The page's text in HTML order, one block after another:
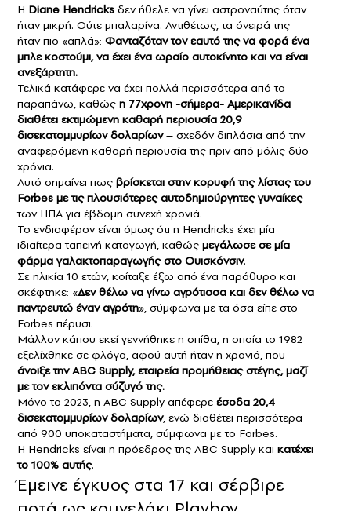
Η Diane Hendricks δεν ήθελε να γίνει αστροναύτης όταν
ήταν μικρή. Ούτε μπαλαρίνα. Αντιθέτως, τα όνειρά της
ήταν πιο «απλά»: Φανταζόταν τον εαυτό της να φορά ένα
μπλε κοστούμι, να έχει ένα ωραίο αυτοκίνητο και να είναι
ανεξάρτητη.
Τελικά κατάφερε να έχει πολλά περισσότερα από τα
παραπάνω, καθώς η 77χρονη -σήμερα- Αμερικανίδα
διαθέτει εκτιμώμενη καθαρή περιουσία 20,9
δισεκατομμυρίων δολαρίων– σχεδόν διπλάσια από την
αναφερόμενη καθαρή περιουσία της πριν από μόλις δύο
χρόνια.
Αυτό σημαίνει πως βρίσκεται στην κορυφή τηςλίστας του
Forbes με τις πλουσιότερες αυτοδημιούργητες γυναίκες
των ΗΠΑ για έβδομη συνεχή χρονιά.
Το ενδιαφέρον είναι όμως ότι η Hendricks έχει μία
ιδιαίτερα ταπεινή καταγωγή, καθώς μεγάλωσε σε μία
φάρμα γαλακτοπαραγωγής στο Ουισκόνσιν.
Σε ηλικία 10 ετών, κοίταξε έξω από ένα παράθυρο και
σκέφτηκε: «Δεν θέλω να γίνω αγρότισσα και δεν θέλω να
παντρευτώ έναν αγρότη», σύμφωνα με τα όσα είπε στο
Forbes πέρυσι.
Μάλλον κάπου εκεί γεννήθηκε η σπίθα, η οποία το 1982
εξελίχθηκε σε φλόγα, αφού αυτή ήταν η χρονιά, που
άνοιξε την ABC Supply, εταιρεία προμήθειας στέγης, μαζί
με τον εκλιπόντα σύζυγό της.
Μόνο το 2023, η ABC Supply απέφερε έσοδα 20,4
δισεκατομμυρίων δολαρίων, ενώ διαθέτει περισσότερα
από 900 υποκαταστήματα, σύμφωνα με το Forbes.
Η Hendricks είναι η πρόεδρος της ABC Supply και κατέχει
το 100% αυτής.
Έμεινε έγκυος στα 17 και σέρβιρε